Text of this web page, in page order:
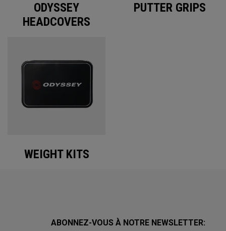
ODYSSEY
HEADCOVERS
PUTTER GRIPS
WEIGHT KITS
ABONNEZ-VOUS À NOTRE NEWSLETTER: